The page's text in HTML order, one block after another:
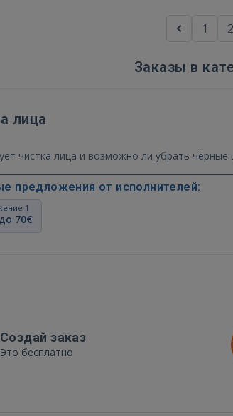
1 2
Заказы в
лица
чистка лица и возможно ли убрать чёрные
предложения от исполнителей:
1
70€
Создай заказ
Это бесплатно